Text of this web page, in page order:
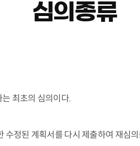
심의종류
최초의 심의이다.
정된 계획서를 다시 제출하여 재심